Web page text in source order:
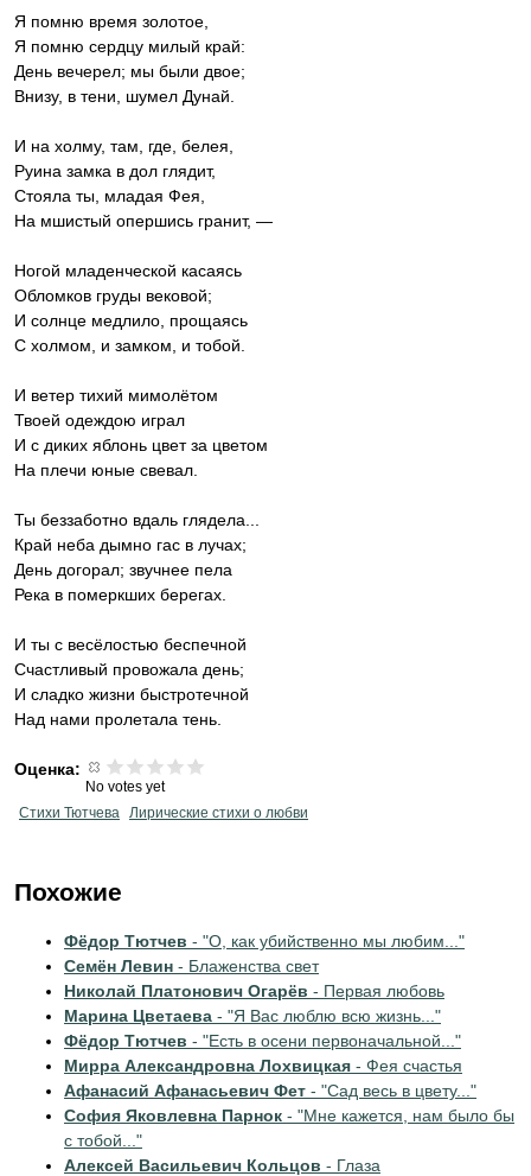
Я помню время золотое,
Я помню сердцу милый край:
День вечерел; мы были двое;
Внизу, в тени, шумел Дунай.
И на холму, там, где, белея,
Руина замка в дол глядит,
Стояла ты, младая Фея,
На мшистый опершись гранит, —
Ногой младенческой касаясь
Обломков груды вековой;
И солнце медлило, прощаясь
С холмом, и замком, и тобой.
И ветер тихий мимолётом
Твоей одеждою играл
И с диких яблонь цвет за цветом
На плечи юные свевал.
Ты беззаботно вдаль глядела...
Край неба дымно гас в лучах;
День догорал; звучнее пела
Река в померкших берегах.
И ты с весёлостью беспечной
Счастливый провожала день;
И сладко жизни быстротечной
Над нами пролетала тень.
Оценка:
No votes yet
Стихи Тютчева Лирические стихи о любви
Похожие
Фёдор Тютчев - "О, как убийственно мы любим..."
Семён Левин - Блаженства свет
Николай Платонович Огарёв - Первая любовь
Марина Цветаева - "Я Вас люблю всю жизнь..."
Фёдор Тютчев - "Есть в осени первоначальной..."
Мирра Александровна Лохвицкая - Фея счастья
Афанасий Афанасьевич Фет - "Сад весь в цвету..."
София Яковлевна Парнок - "Мне кажется, нам было бы
с тобой..."
Алексей Васильевич Кольцов - Глаза